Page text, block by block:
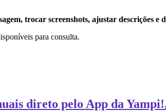
trocar screenshots, ajustar descrições e
para consulta.
direto pelo App da